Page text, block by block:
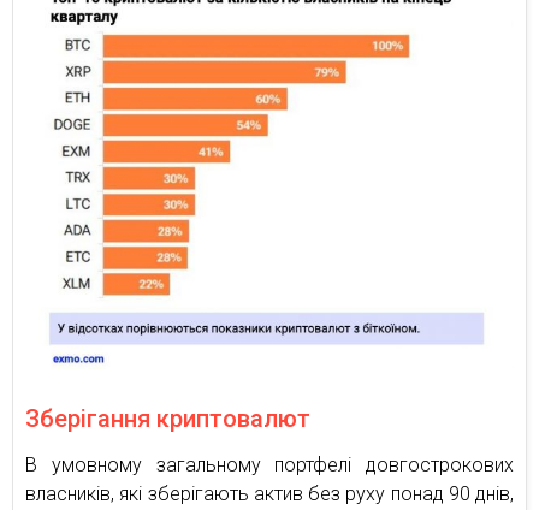
Зберігання криптовалют
В умовному загальному портфелі довгострокових
власників, які зберігають актив без руху понад 90 днів,